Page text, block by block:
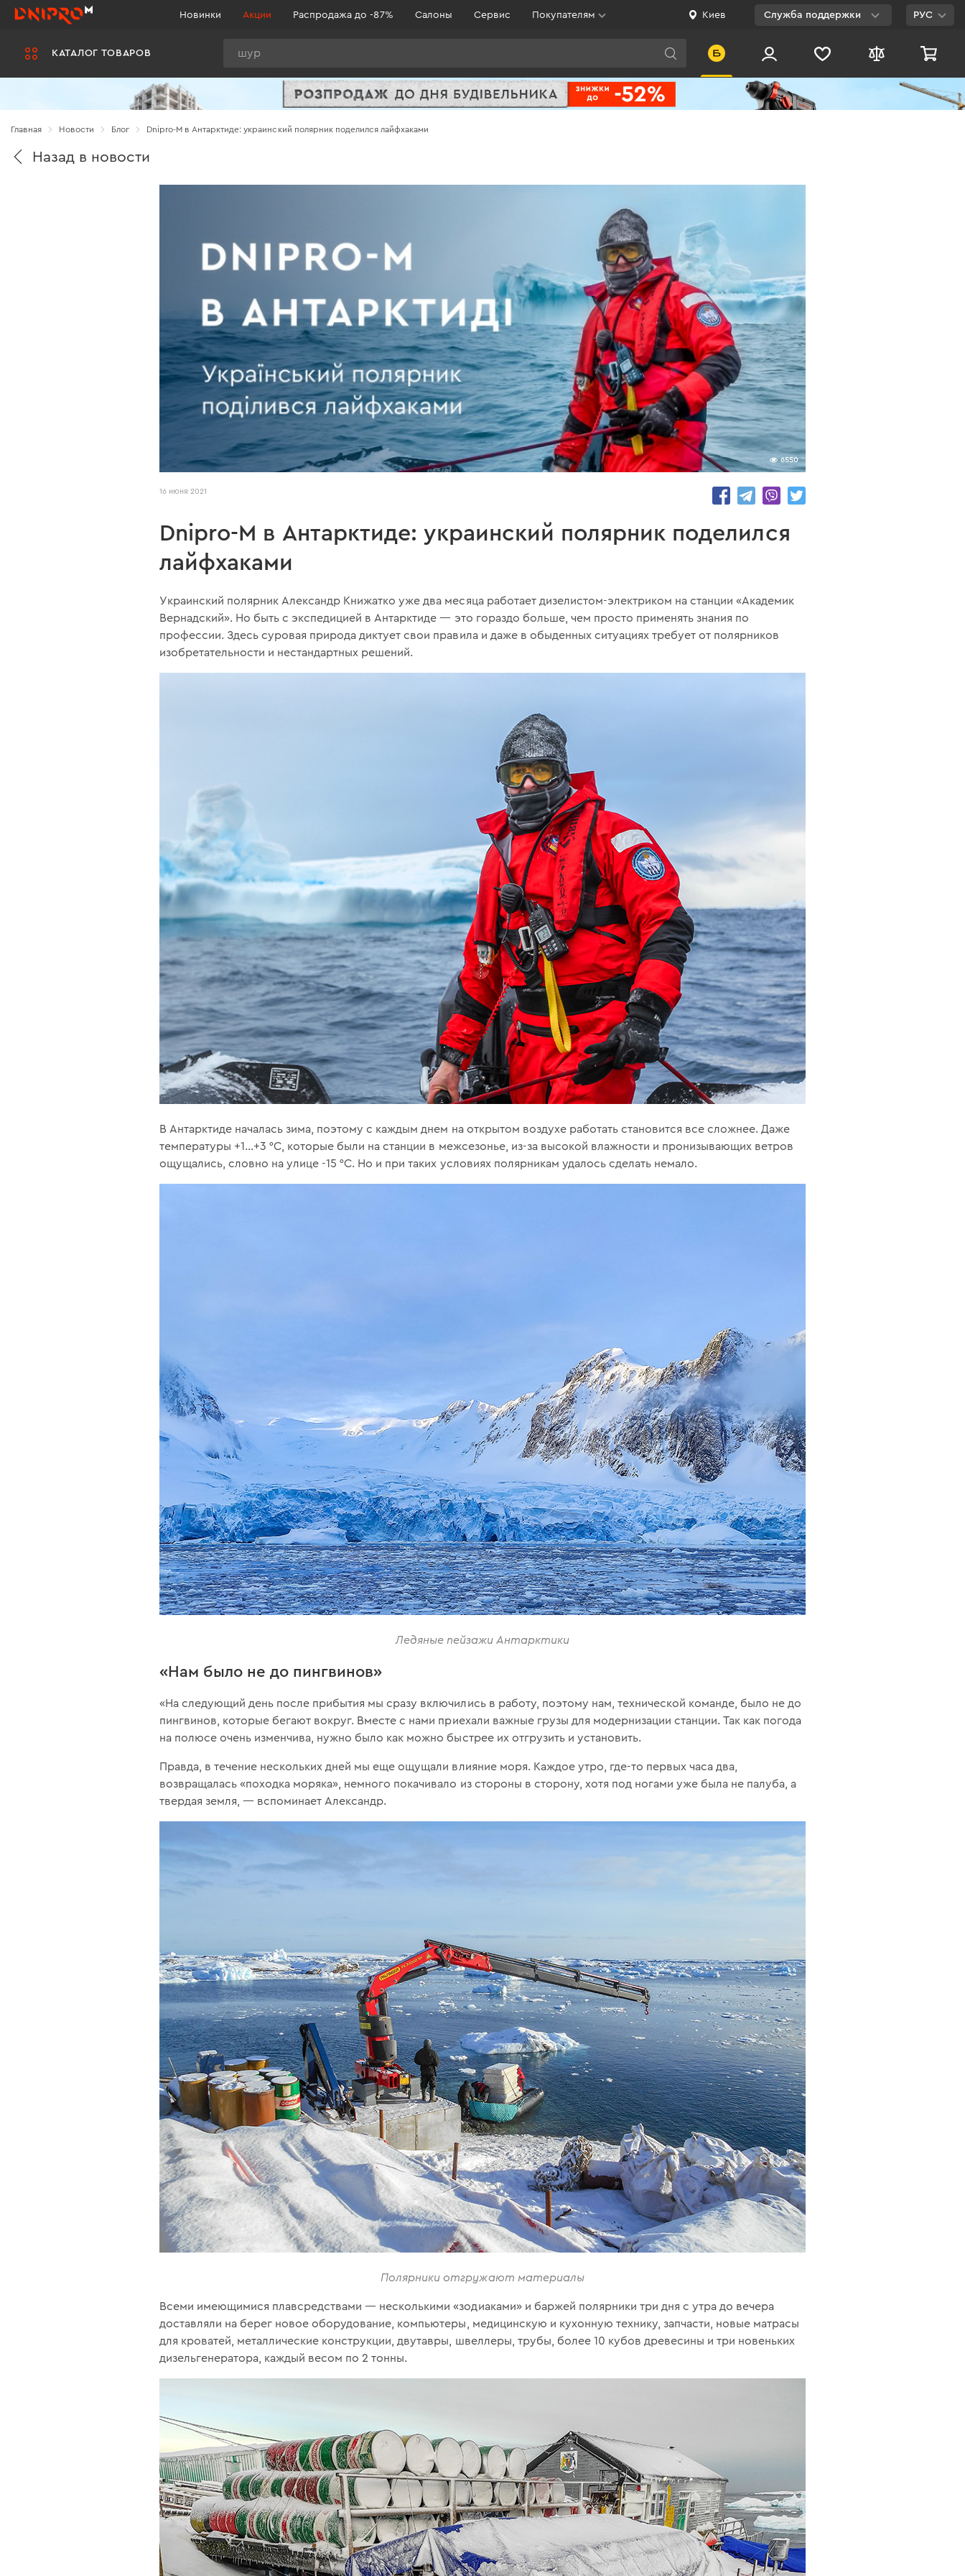
КАТАЛОГ ТОВАРОВ
Новинки Акции Распродажа до -87% Салоны Сервис Покупателям Киев Служба поддержки РУС
Главная Новости Блог Dnipro-M в Антарктиде: украинский полярник поделился лайфхаками
Назад в новости
6550
16 июня 2021
Dnipro-M в Антарктиде: украинский полярник поделился
лайфхаками
Украинский полярник Александр Книжатко уже два месяца работает дизелистом-электриком на станции «Академик
Вернадский». Но быть с экспедицией в Антарктиде — это гораздо больше, чем просто применять знания по
профессии. Здесь суровая природа диктует свои правила и даже в обыденных ситуациях требует от полярников
изобретательности и нестандартных решений.
В Антарктиде началась зима, поэтому с каждым днем ​​на открытом воздухе работать становится все сложнее. Даже
температуры +1...+3 °C, которые были на станции в межсезонье, из-за высокой влажности и пронизывающих ветров
ощущались, словно на улице -15 °C. Но и при таких условиях полярникам удалось сделать немало.
Ледяные пейзажи Антарктики
«Нам было не до пингвинов»
«На следующий день после прибытия мы сразу включились в работу, поэтому нам, технической команде, было не до
пингвинов, которые бегают вокруг. Вместе с нами приехали важные грузы для модернизации станции. Так как погода
на полюсе очень изменчива, нужно было как можно быстрее их отгрузить и установить.
Правда, в течение нескольких дней мы еще ощущали влияние моря. Каждое утро, где-то первых часа два,
возвращалась «походка моряка», немного покачивало из стороны в сторону, хотя под ногами уже была не палуба, а
твердая земля, — вспоминает Александр.
Полярники отгружают материалы
Всеми имеющимися плавсредствами — несколькими «зодиаками» и баржей полярники три дня с утра до вечера
доставляли на берег новое оборудование, компьютеры, медицинскую и кухонную технику, запчасти, новые матрасы
для кроватей, металлические конструкции, двутавры, швеллеры, трубы, более 10 кубов древесины и три новеньких
дизельгенератора, каждый весом по 2 тонны.